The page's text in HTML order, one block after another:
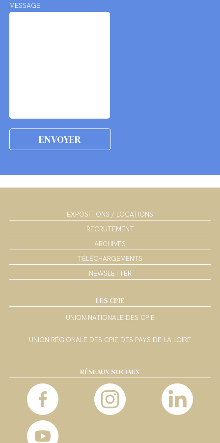
MESSAGE
EXPOSITIONS / LOCATIONS
RECRUTEMENT
ARCHIVES
TÉLÉCHARGEMENTS
NEWSLETTER
LES CPIE
UNION NATIONALE DES CPIE
UNION RÉGIONALE DES CPIE DES PAYS DE LA LOIRE
RÉSEAUX SOCIAUX